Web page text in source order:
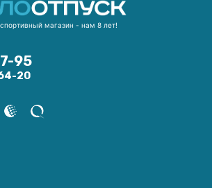
магазин - нам 8 лет!
95
20